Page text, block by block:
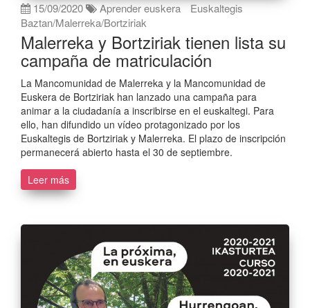
15/09/2020 Aprender euskera
Euskaltegis
Baztan/Malerreka/Bortziriak
Malerreka y Bortziriak tienen lista su
campaña de matriculación
La Mancomunidad de Malerreka y la Mancomunidad de
Euskera de Bortziriak han lanzado una campaña para
animar a la ciudadanía a inscribirse en el euskaltegi. Para
ello, han difundido un vídeo protagonizado por los
Euskaltegis de Bortziriak y Malerreka. El plazo de inscripción
permanecerá abierto hasta el 30 de septiembre.
Leer más